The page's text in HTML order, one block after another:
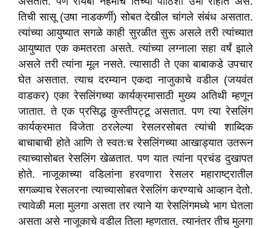
तिची सासू (उषा नाडकर्णी) सोबत देखील चांगले संबंध असतात.
त्यांच्या आयुष्यात सगळे काही सुरळीत सुरू असले तरी त्यांच्यात
आयुष्यात एक कमतरता असते. त्यांच्या लग्नाला सहा वर्षं झाले
असले तरी त्यांना मूल नसते. त्यासाठी ते एका बाबाकडे उपचार
घेत असतात. त्याच दरम्यान एकदा नाजुकाचे वडील (जयवंत
वाडकर) एका रेसलिंगच्या कार्यक्रमासाठी मुख्य अतिथी म्हणून
जातात. ते एक प्रसिद्ध कुस्तीपट्टू असतात. पण त्या रेसलिंग
कार्यक्रमात विजेता ठरलेल्या रेसलरसोबत त्यांची शाब्दिक
बाचाबाची होते आणि ते स्वतःच रेसलिंगच्या आखाड्यात उतरून
त्याच्यासोबत रेसलिंग खेळतात. पण यात त्यांना प्रचंड दुखापत
होते. नाजूकाच्या वडिलांना हरवणारा रेसलर महाराष्ट्रातील
सगळ्याच रेसलरना त्याच्यासोबत रेसलिंग करण्याचे आव्हान देतो.
त्यावेळी मला मुलगा असता तर त्याने या रेसलिंगमध्ये भाग घेतला
असता असे नाजूकाचे वडील तिला म्हणतात. त्यानंतर तीच मुलगा